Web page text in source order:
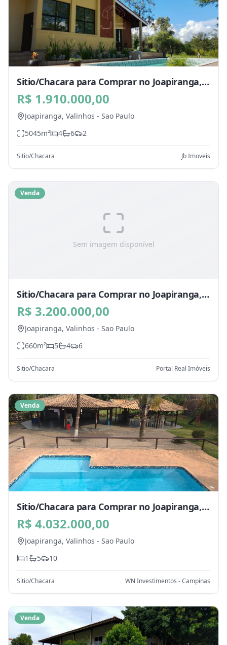
Sitio/Chacara para Comprar no Joapiranga,
Valinhos - SP
R$ 1.910.000,00
Joapiranga, Valinhos - Sao Paulo
5045m² 4 6 2
Sitio/Chacara Jb Imoveis
Sem imagem disponível
Venda
Sitio/Chacara para Comprar no Joapiranga,
Valinhos - SP
R$ 3.200.000,00
Joapiranga, Valinhos - Sao Paulo
660m² 5 4 6
Sitio/Chacara Portal Real Imóveis
Venda
Sitio/Chacara para Comprar no Joapiranga,
Valinhos - SP
R$ 4.032.000,00
Joapiranga, Valinhos - Sao Paulo
1
5 10
Sitio/Chacara WN Investimentos - Campinas
Venda